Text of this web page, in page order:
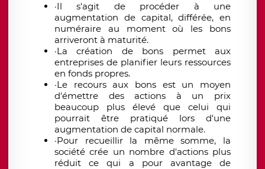
·Il s'agit de procéder à une
augmentation de capital, différée, en
numéraire au moment où les bons
arriveront à maturité.
·La création de bons permet aux
entreprises de planifier leurs ressources
en fonds propres.
·Le recours aux bons est un moyen
d'émettre des actions à un prix
beaucoup plus élevé que celui qui
pourrait être pratiqué lors d'une
augmentation de capital normale.
·Pour recueillir la même somme, la
société crée un nombre d'actions plus
réduit ce qui a pour avantage de